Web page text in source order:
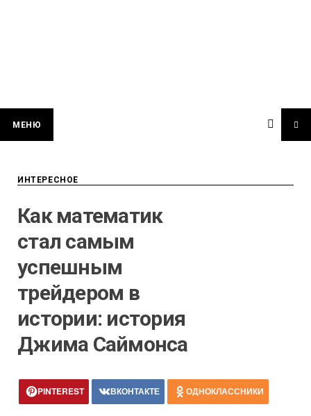
МЕНЮ
ИНТЕРЕСНОЕ
Как математик
стал самым
успешным
трейдером в
истории: история
Джима Саймонса
PINTEREST ВКОНТАКТЕ ОДНОКЛАССНИКИ